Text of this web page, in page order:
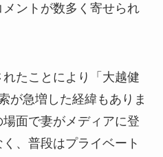
ントが数多く寄せられ
たことにより「大越健
が急増した経緯もありま
面で妻がメディアに登
、普段はプライベート